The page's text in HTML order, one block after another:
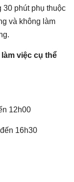
phút phụ thuộc
và không làm
việc cụ thể
12h00
16h30